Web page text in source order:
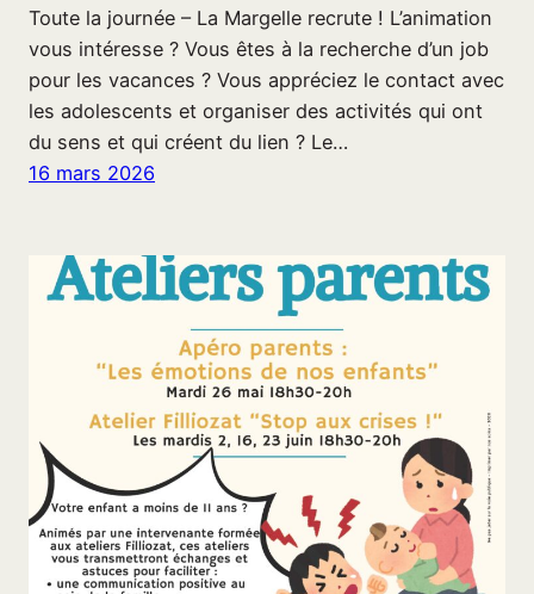
Toute la journée – La Margelle recrute ! L’animation
vous intéresse ? Vous êtes à la recherche d’un job
pour les vacances ? Vous appréciez le contact avec
les adolescents et organiser des activités qui ont
du sens et qui créent du lien ? Le…
16 mars 2026